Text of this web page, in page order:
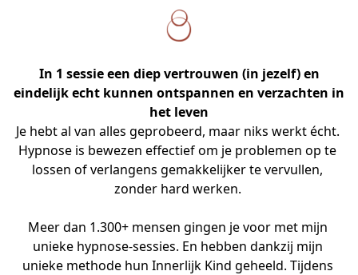
In 1 sessie een diep vertrouwen (in jezelf) en
eindelijk echt kunnen ontspannen en verzachten in
het leven
Je hebt al van alles geprobeerd, maar niks werkt écht.
Hypnose is bewezen effectief om je problemen op te
lossen of verlangens gemakkelijker te vervullen,
zonder hard werken.
Meer dan 1.300+ mensen gingen je voor met mijn
unieke hypnose-sessies. En hebben dankzij mijn
unieke methode hun Innerlijk Kind geheeld. Tijdens